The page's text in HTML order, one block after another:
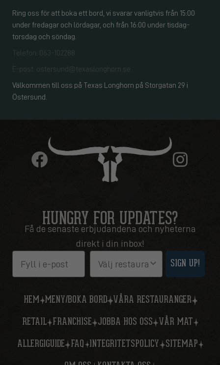
Ring oss för att boka ett bord, vi svarar vanligtvis från 15:00
under fredagar och lördagar, och från 16:00 under tisdag-
torsdag och söndag.
Telefon: 063-102288
E-post: ostersund@texaslonghorn.se
Välkommen till oss på Texas Longhorn på Storgatan 29 i
Östersund.
HUNGRY FOR UPDATES?
Få de senaste erbjudandena och nyheterna
direkt i din inbox!
SIGN UP!
HEM MENY/BOKA BORD VÅRA RESTAURANGER
RETAIL FRANCHISE JOBBA HOS OSS VÅR MAT
ALLERGIGUIDE FAQ INTEGRITETSPOLICY SITEMAP